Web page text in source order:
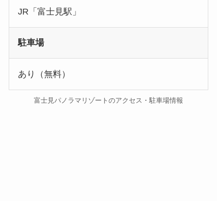
JR「富士見駅」
駐車場
あり（無料）
富士見パノラマリゾートのアクセス・駐車場情報